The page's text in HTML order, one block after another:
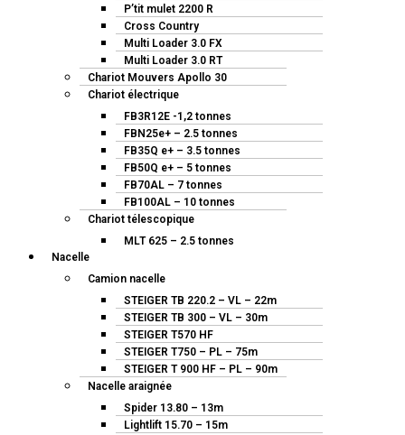
P’tit mulet 2200 R
Cross Country
Multi Loader 3.0 FX
Multi Loader 3.0 RT
Chariot Mouvers Apollo 30
Chariot électrique
FB3R12E -1,2 tonnes
FBN25e+ – 2.5 tonnes
FB35Q e+ – 3.5 tonnes
FB50Q e+ – 5 tonnes
FB70AL – 7 tonnes
FB100AL – 10 tonnes
Chariot télescopique
MLT 625 – 2.5 tonnes
Nacelle
Camion nacelle
STEIGER TB 220.2 – VL – 22m
STEIGER TB 300 – VL – 30m
STEIGER T570 HF
STEIGER T750 – PL – 75m
STEIGER T 900 HF – PL – 90m
Nacelle araignée
Spider 13.80 – 13m
Lightlift 15.70 – 15m